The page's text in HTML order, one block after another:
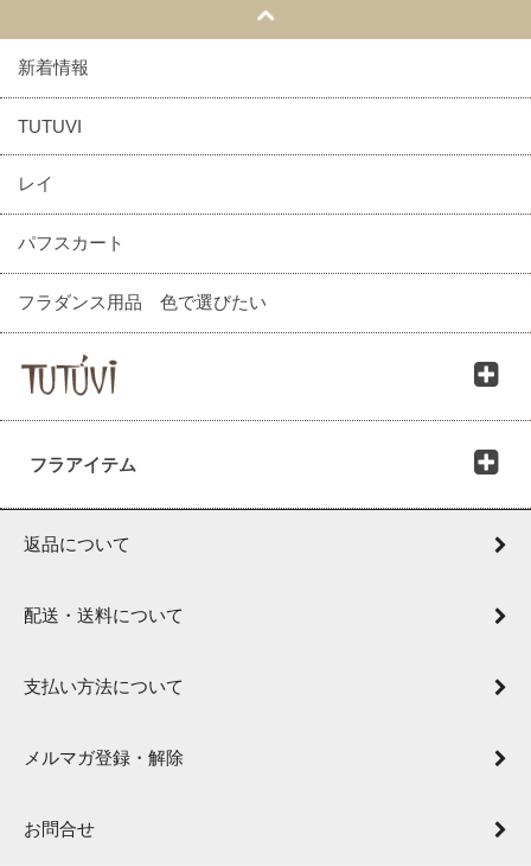
新着情報
TUTUVI
レイ
パフスカート
フラダンス用品 色で選びたい
フラアイテム
返品について
配送・送料について
支払い方法について
メルマガ登録・解除
お問合せ